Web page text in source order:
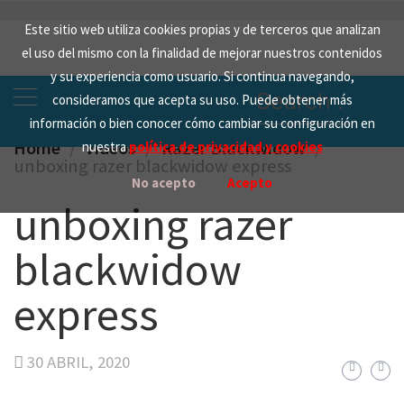
Este sitio web utiliza cookies propias y de terceros que analizan
el uso del mismo con la finalidad de mejorar nuestros contenidos
y su experiencia como usuario. Si continua navegando,
consideramos que acepta su uso. Puede obtener más
información o bien conocer cómo cambiar su configuración en
nuestrapolítica de privacidad y cookies
No acepto Acepto
content
Search
for:
Home Videos Razer Blackwidow
unboxing razer blackwidow express
unboxing razer
blackwidow
express
30 ABRIL, 2020